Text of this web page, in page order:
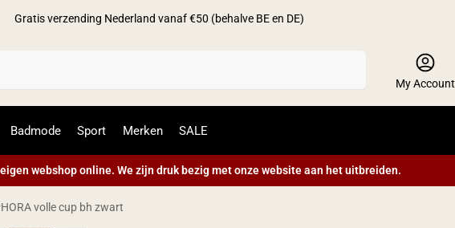
Gratis verzending Nederland vanaf €50 (behalve BE en DE)
My Account
Badmode Sport Merken SALE
webshop online. We zijn druk bezig met onze website aan het uitbreiden.
volle cup bh zwart